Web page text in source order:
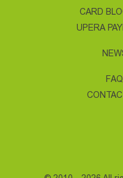
CARD
UPERA
FAQ